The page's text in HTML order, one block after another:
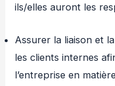
ils/elles auront les
Assurer la liaison et
les clients internes
l’entreprise en